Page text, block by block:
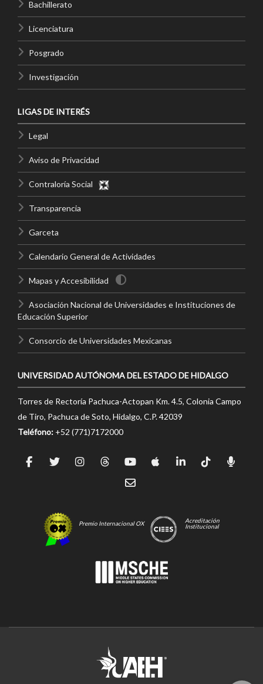
Bachillerato
Licenciatura
Posgrado
Investigación
LIGAS DE INTERÉS
Legal
Aviso de Privacidad
Contraloría Social
Transparencia
Garceta
Calendario General de Actividades
Mapas y Accesibilidad
Asociación Nacional de Universidades e Instituciones de
Educación Superior
Consorcio de Universidades Mexicanas
UNIVERSIDAD AUTÓNOMA DEL ESTADO DE HIDALGO
Torres de Rectoría Pachuca-Actopan Km. 4.5, Colonia Campo
de Tiro, Pachuca de Soto, Hidalgo, C.P. 42039
Teléfono: +52 (771)7172000
Premio Internacional OX
Acreditación
Institucional